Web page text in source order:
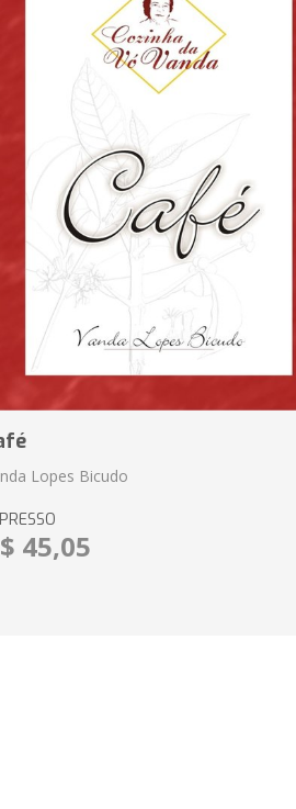
Lopes Bicudo
45,05